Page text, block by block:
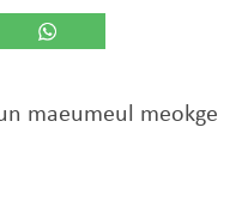
maeumeul meokge